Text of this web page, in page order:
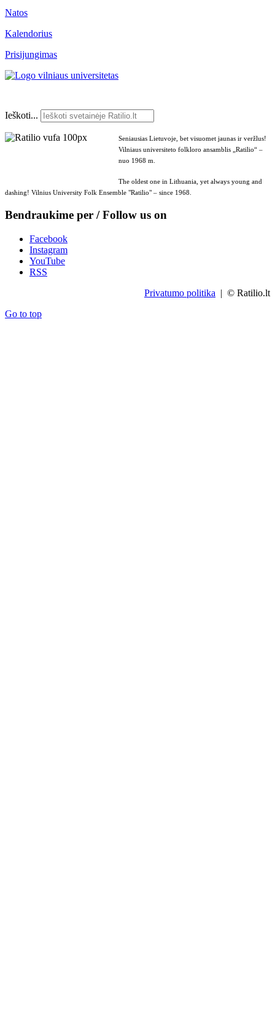
Natos
Kalendorius
Prisijungimas
Ieškoti...
Seniausias Lietuvoje, bet visuomet jaunas ir veržlus!
Vilniaus universiteto folkloro ansamblis „Ratilio“ –
nuo 1968 m.
The oldest one in Lithuania, yet always young and
dashing! Vilnius University Folk Ensemble "Ratilio" – since 1968.
Bendraukime per / Follow us on
Facebook
Instagram
YouTube
RSS
Privatumo politika | © Ratilio.lt
Go to top